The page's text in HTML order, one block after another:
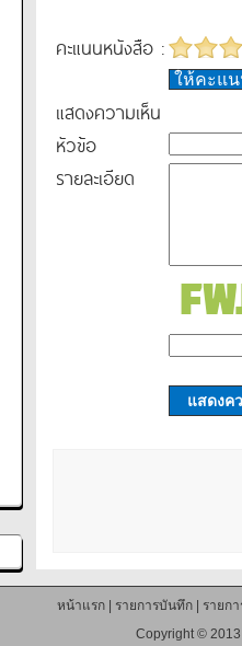
คะแนนหนังสือ :
ให้คะแ
แสดงความเห็น
หัวข้อ
รายละเอียด
แสดงค
หน้าแรก| รายการบันทึก|
รายก
Copyright ©